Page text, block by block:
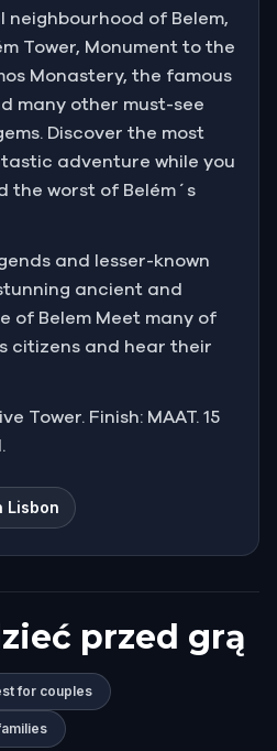
of Belem,
Tower, Monument to the
Monastery, the famous
many other must-see
Discover the most
adventure while you
the worst of Belém´s
and lesser-known
ancient and
of Belem Meet many of
citizens and hear their
Tower. Finish: MAAT. 15
Lisbon
przed grą
for couples